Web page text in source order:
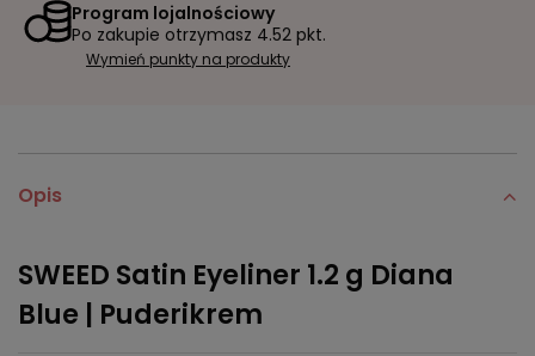
Program lojalnościowy
Po zakupie otrzymasz 4.52 pkt.
Wymień punkty na produkty
Opis
SWEED Satin Eyeliner 1.2 g Diana
Blue | Puderikrem